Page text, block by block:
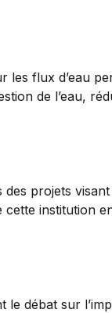
les flux d’eau
de l’eau,
projets
cette institution
le débat sur